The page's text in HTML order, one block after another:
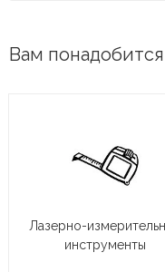
Вам понадобится
Лазерно-
инструменты